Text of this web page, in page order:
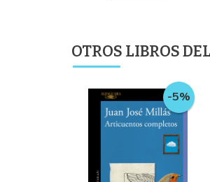
OTROS LIBROS
-5%